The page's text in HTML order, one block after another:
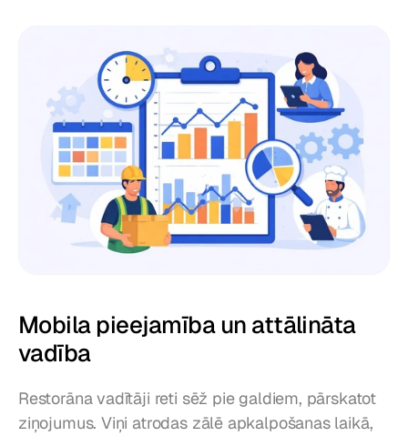
Mobila pieejamība un attālināta
vadība
Restorāna vadītāji reti sēž pie galdiem, pārskatot
ziņojumus. Viņi atrodas zālē apkalpošanas laikā,